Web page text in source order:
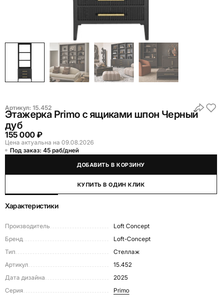
Артикул: 15.452
Этажерка Primo с ящиками шпон Черный
дуб
155 000 ₽
Цена актуальна на 09.08.2026
Под заказ: 45 раб/дней
ДОБАВИТЬ В КОРЗИНУ
КУПИТЬ В ОДИН КЛИК
Характеристики
Производитель
Loft Concept
Бренд
Loft-Concept
Тип
Стеллаж
Артикул
15.452
Дата дизайна
2025
Серия
Primo